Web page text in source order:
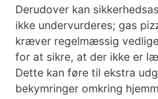
Derudover kan
ikke undervurderes; gas
kræver regelmæssig
for at sikre, at der ikke er
Dette kan føre til ekstra
bekymringer omkring